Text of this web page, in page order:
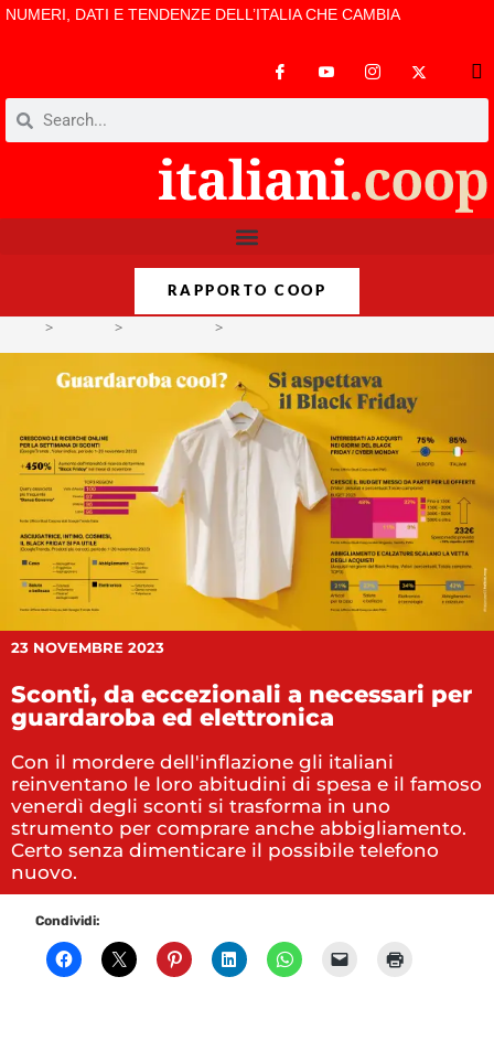
NUMERI, DATI E TENDENZE DELL’ITALIA CHE CAMBIA
RAPPORTO COOP
> > >
23 NOVEMBRE 2023
Sconti, da eccezionali a necessari per
guardaroba ed elettronica
Con il mordere dell'inflazione gli italiani
reinventano le loro abitudini di spesa e il famoso
venerdì degli sconti si trasforma in uno
strumento per comprare anche abbigliamento.
Certo senza dimenticare il possibile telefono
nuovo.
Condividi: